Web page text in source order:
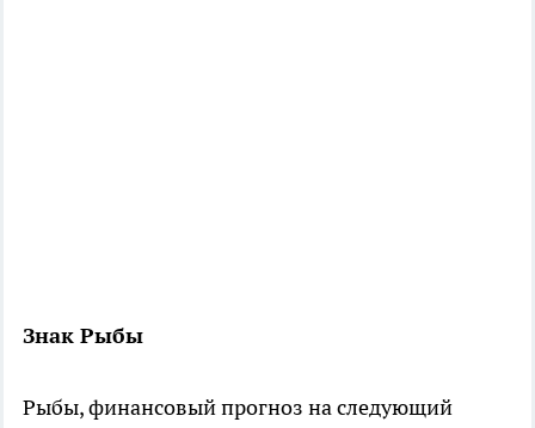
Знак Рыбы
Рыбы, финансовый прогноз на следующий